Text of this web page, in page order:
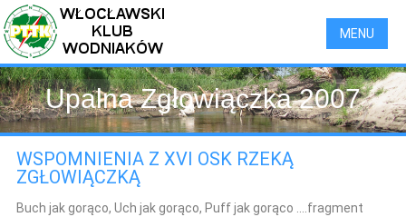
MENU
Upalna Zgłowiączka 2007
WSPOMNIENIA Z XVI OSK RZEKĄ
ZGŁOWIĄCZKĄ
Buch jak gorąco, Uch jak gorąco, Puff jak gorąco ....fragment